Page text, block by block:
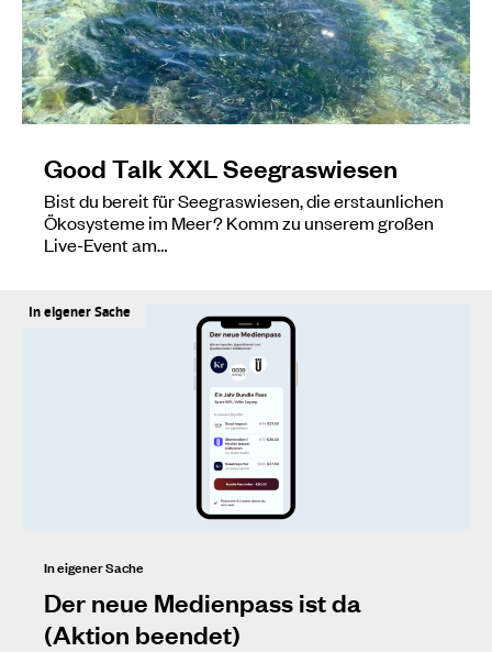
Good Talk XXL Seegraswiesen
Bist du bereit für Seegraswiesen, die erstaunlichen
Ökosysteme im Meer? Komm zu unserem großen
Live-Event am…
In eigener Sache
In eigener Sache
Der neue Medienpass ist da
(Aktion beendet)